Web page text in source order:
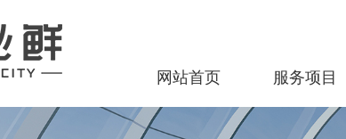
网站首页 服务项目